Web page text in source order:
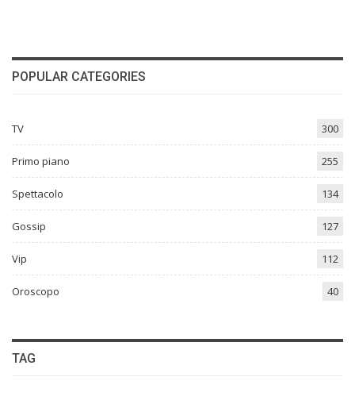
POPULAR CATEGORIES
TV 300
Primo piano 255
Spettacolo 134
Gossip 127
Vip 112
Oroscopo 40
TAG